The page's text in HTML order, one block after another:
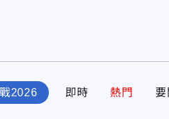
2026 即時 熱門 要